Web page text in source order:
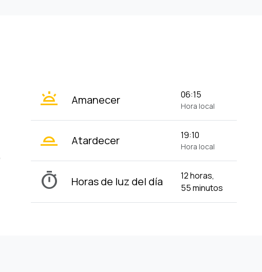
wb_twilight Amanecer 06:15
Hora local
wb_twilight_2 Atardecer 19:10
Hora local
timer Horas de luz del día
12 horas,
55 minutos